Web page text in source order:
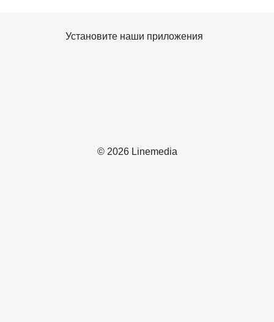
© 2026 Linemedia
Установите наши приложения